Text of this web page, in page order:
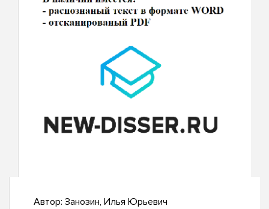
Автор: Занозин, Илья Юрьевич